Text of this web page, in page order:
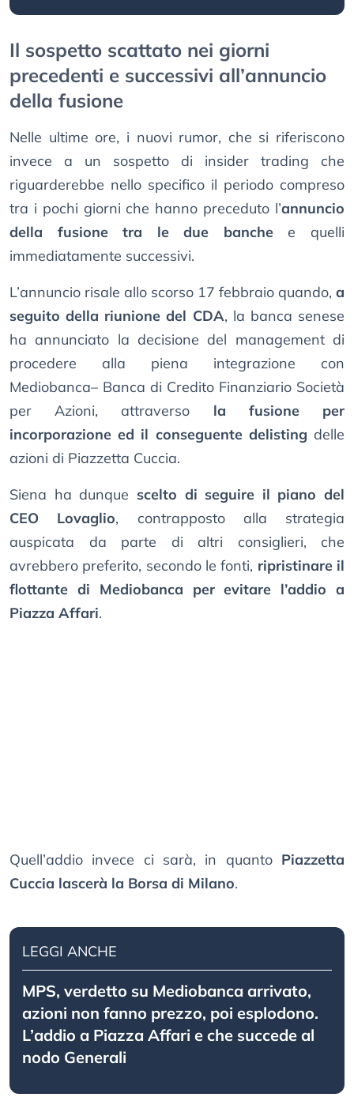
Il sospetto scattato nei giorni
precedenti e successivi all’annuncio
della fusione
Nelle ultime ore, i nuovi rumor, che si riferiscono
invece a un sospetto di insider trading che
riguarderebbe nello specifico il periodo compreso
tra i pochi giorni che hanno preceduto l’annuncio
della fusione tra le due banchee quelli
immediatamente successivi.
L’annuncio risale allo scorso 17 febbraio quando, a
seguito della riunione del CDA, la banca senese
ha annunciato la decisione del management di
procedere alla piena integrazione con
Mediobanca– Banca di Credito Finanziario Società
per Azioni, attraverso la fusione per
incorporazione ed il conseguente delisting delle
azioni di Piazzetta Cuccia.
Siena ha dunque scelto di seguire il piano del
CEO Lovaglio, contrapposto alla strategia
auspicata da parte di altri consiglieri, che
avrebbero preferito, secondo le fonti, ripristinare il
flottante di Mediobanca per evitare l’addio a
Piazza Affari.
Quell’addio invece ci sarà, in quanto Piazzetta
Cuccia lascerà la Borsa di Milano.
LEGGI ANCHE
MPS, verdetto su Mediobanca arrivato,
azioni non fanno prezzo, poi esplodono.
L’addio a Piazza Affari e che succede al
nodo Generali